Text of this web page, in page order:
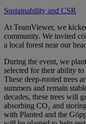
Sustainability and CSR
At TeamViewer, we
community. We invited
a local forest near our
During the event, we
selected for their ability
These deep-rooted trees
summers and remain
decades, these trees will
absorbing CO₂ and
with Planted and the